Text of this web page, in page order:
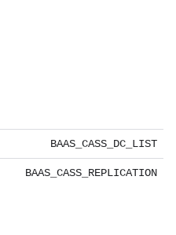
BAAS_CASS_DC_LIST
BAAS_CASS_REPLICATION